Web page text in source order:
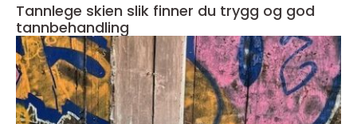
Tannlege skien slik finner du trygg og god
tannbehandling